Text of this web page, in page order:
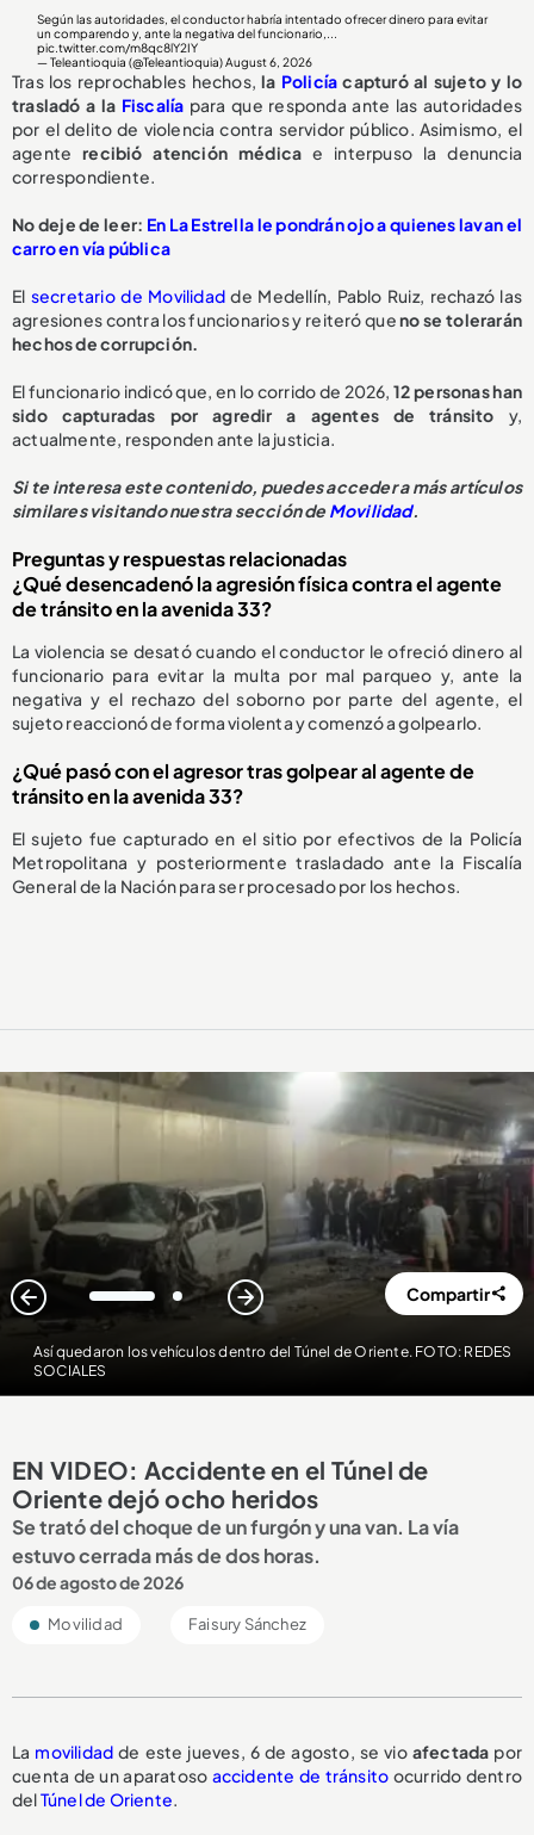
Según las autoridades, el conductor habría intentado ofrecer dinero para evitar
un comparendo y, ante la negativa del funcionario,...
pic.twitter.com/m8qc8lY2IY
— Teleantioquia (@Teleantioquia)August 6, 2026
Tras los reprochables hechos,la Policía capturó al sujeto y lo
trasladó a la Fiscalía para que responda ante las autoridades
por el delito de violencia contra servidor público. Asimismo, el
agenterecibió atención médica e interpuso la denuncia
correspondiente.
No deje de leer: En La Estrella le pondrán ojo a quienes lavan el
carro en vía pública
El secretario de Movilidad de Medellín, Pablo Ruiz, rechazó las
agresiones contra los funcionarios y reiteró queno se tolerarán
hechos de corrupción.
El funcionario indicó que, en lo corrido de 2026,12 personas han
sido capturadas por agredir a agentes de tránsito y,
actualmente, responden ante la justicia.
Si te interesa este contenido, puedes acceder a más artículos
similares visitando nuestra sección deMovilidad.
Preguntas y respuestas relacionadas
¿Qué desencadenó la agresión física contra el agente
de tránsito en la avenida 33?
La violencia se desató cuando el conductor le ofreció dinero al
funcionario para evitar la multa por mal parqueo y, ante la
negativa y el rechazo del soborno por parte del agente, el
sujeto reaccionó de forma violenta y comenzó a golpearlo.
¿Qué pasó con el agresor tras golpear al agente de
tránsito en la avenida 33?
El sujeto fue capturado en el sitio por efectivos de la Policía
Metropolitana y posteriormente trasladado ante la Fiscalía
General de la Nación para ser procesado por los hechos.
Así quedaron los vehículos dentro del Túnel de Oriente. FOTO: REDES
SOCIALES
1 2 Compartir
EN VIDEO: Accidente en el Túnel de
Oriente dejó ocho heridos
Se trató del choque de un furgón y una van. La vía
estuvo cerrada más de dos horas.
06 de agosto de 2026
Movilidad Faisury Sánchez
La movilidad de este jueves, 6 de agosto, se vioafectada por
cuenta de un aparatoso accidente de tránsito ocurrido dentro
delTúnel de Oriente.